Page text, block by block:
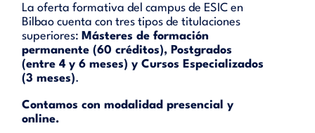
La oferta formativa del campus de ESIC en
Bilbao cuenta con tres tipos de titulaciones
superiores: Másteres de formación
permanente (60 créditos), Postgrados
(entre 4 y 6 meses) y Cursos Especializados
(3 meses).
Contamos con modalidad presencial y
online.